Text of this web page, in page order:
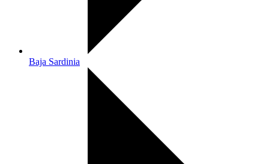
Baja Sardinia